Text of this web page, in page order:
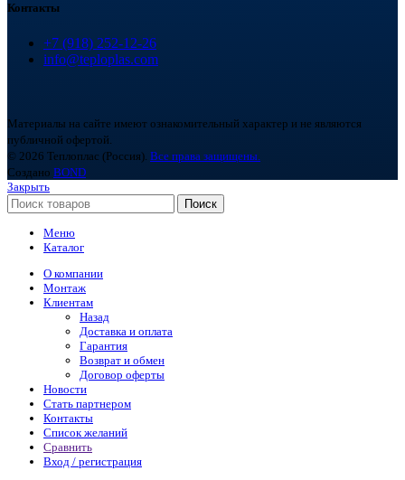
Контакты
+7 (918) 252-12-26
info@teploplas.com
Материалы на сайте имеют ознакомительный характер и не являются
публичной офертой.
© 2026 Теплоплас (Россия). Все права защищены.
Создано BOND
Закрыть
Поиск
Меню
Каталог
О компании
Монтаж
Клиентам
Назад
Доставка и оплата
Гарантия
Возврат и обмен
Договор оферты
Новости
Стать партнером
Контакты
Список желаний
Сравнить
Вход / регистрация